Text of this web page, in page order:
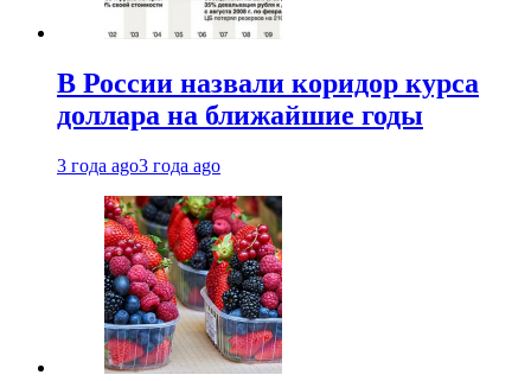
В России назвали коридор курса
доллара на ближайшие годы
3 года ago3 года ago